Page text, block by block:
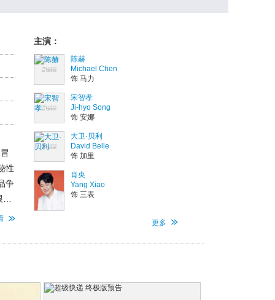
性
争
主演：
陈赫
Michael Chen
饰 马力
宋智孝
Ji-hyo Song
饰 安娜
大卫·贝利
David Belle
饰 加里
肖央
Yang Xiao
饰 三表
更多